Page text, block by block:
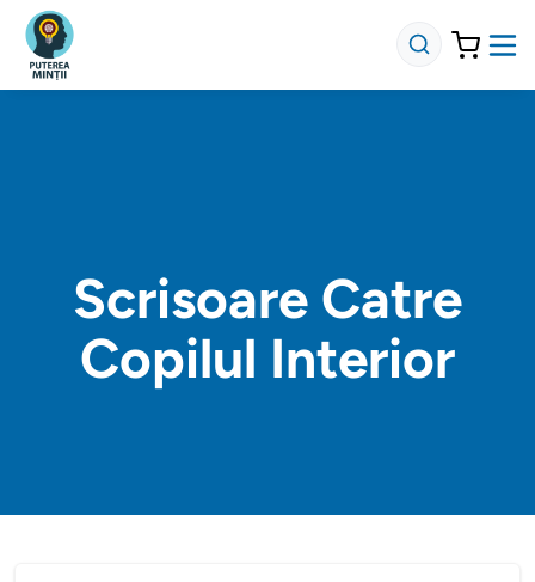
Scrisoare Catre
Copilul Interior